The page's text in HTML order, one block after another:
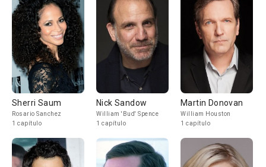
Sherri Saum
Rosario Sanchez
1 capítulo
Nick Sandow
William 'Bud' Spence
1 capítulo
Martin Donovan
William Houston
1 capítulo